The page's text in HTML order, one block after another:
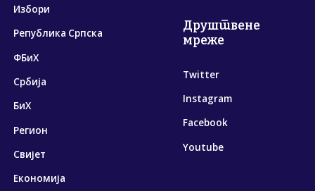
Избори
Република Српска
ФБиХ
Србија
БиХ
Регион
Свијет
Економија
Друштвене
мреже
Twitter
Instagram
Facebook
Youtube